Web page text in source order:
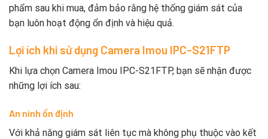
phẩm sau khi mua, đảm bảo rằng hệ thống giám sát của
bạn luôn hoạt động ổn định và hiệu quả.
Lợi ích khi sử dụng Camera Imou IPC-S21FTP
Khi lựa chọn Camera Imou IPC-S21FTP, bạn sẽ nhận được
những lợi ích sau:
An ninh ổn định
Với khả năng giám sát liên tục mà không phụ thuộc vào kết